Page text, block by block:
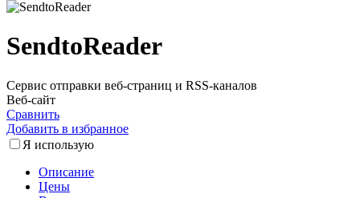
SendtoReader
Сервис отправки веб-страниц и RSS-каналов
Веб-сайт
Сравнить
Добавить в избранное
Я использую
Описание
Цены